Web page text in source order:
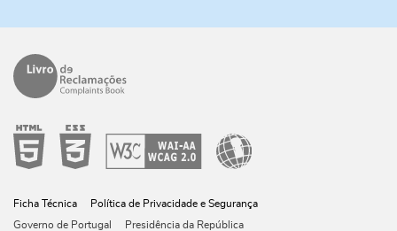
Ficha Técnica
Política de Privacidade e Segurança
Governo de Portugal
Presidência da República